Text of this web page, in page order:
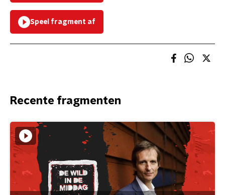
Speel fragment af
Recente fragmenten